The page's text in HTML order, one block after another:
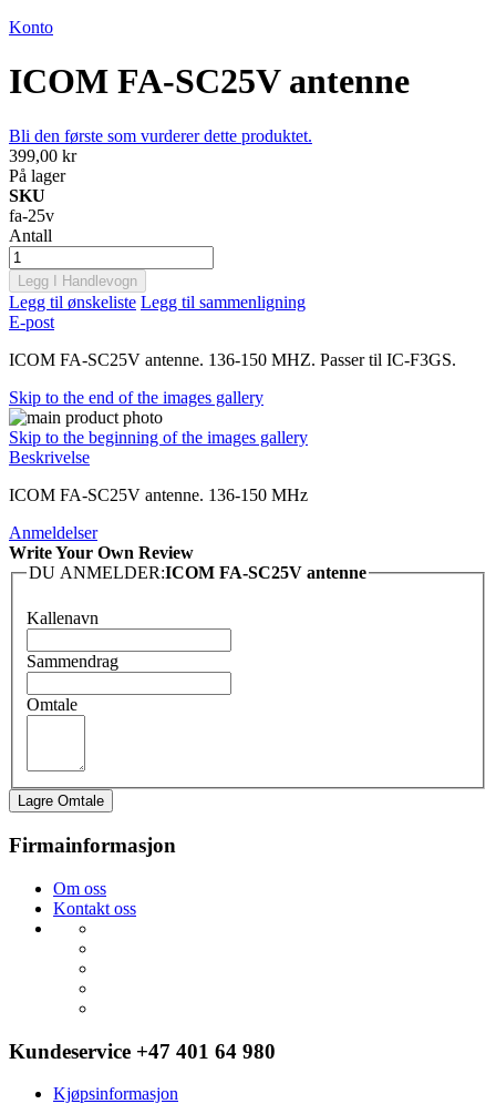
Konto
ICOM FA-SC25V antenne
Bli den første som vurderer dette produktet.
399,00 kr
På lager
SKU
fa-25v
Antall
Legg I Handlevogn
Legg til ønskeliste Legg til sammenligning
E-post
ICOM FA-SC25V antenne. 136-150 MHZ. Passer til IC-F3GS.
Skip to the end of the images gallery
Skip to the beginning of the images gallery
Beskrivelse
ICOM FA-SC25V antenne. 136-150 MHz
Anmeldelser
Write Your Own Review
DU ANMELDER:ICOM FA-SC25V antenne
Kallenavn
Sammendrag
Omtale
Lagre Omtale
Firmainformasjon
Om oss
Kontakt oss
Kundeservice +47 401 64 980
Kjøpsinformasjon